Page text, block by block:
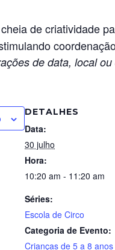
de criatividade
de data, local
DETALHES
Data:
30 julho
Hora:
10:20 am - 11:20 am
Séries:
Escola de Circo
Categoria de Evento:
Crianças de 5 a 8 anos